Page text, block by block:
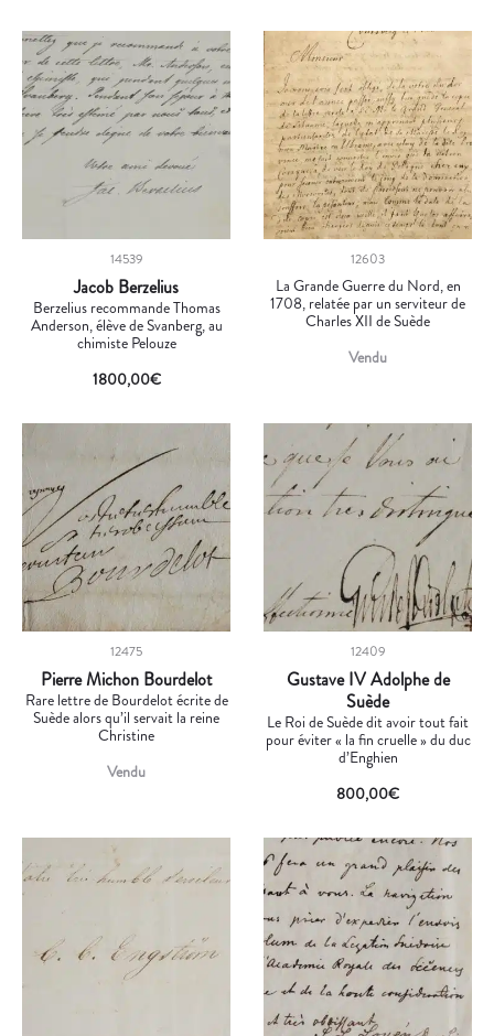
14539
Jacob Berzelius
Berzelius recommande Thomas
Anderson, élève de Svanberg, au
chimiste Pelouze
1800,00€
12603
La Grande Guerre du Nord, en
1708, relatée par un serviteur de
Charles XII de Suède
Vendu
12475
Pierre Michon Bourdelot
Rare lettre de Bourdelot écrite de
Suède alors qu’il servait la reine
Christine
Vendu
12409
Gustave IV Adolphe de
Suède
Le Roi de Suède dit avoir tout fait
pour éviter « la fin cruelle » du duc
d’Enghien
800,00€